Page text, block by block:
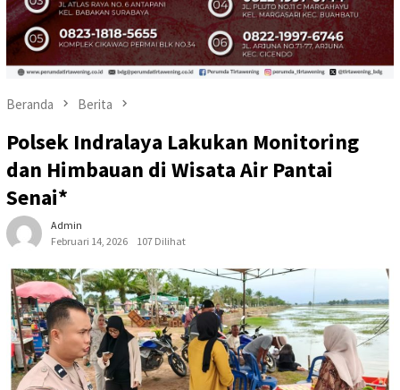
Beranda Berita
Polsek Indralaya Lakukan Monitoring
dan Himbauan di Wisata Air Pantai
Senai*
Admin
Februari 14, 2026
107 Dilihat